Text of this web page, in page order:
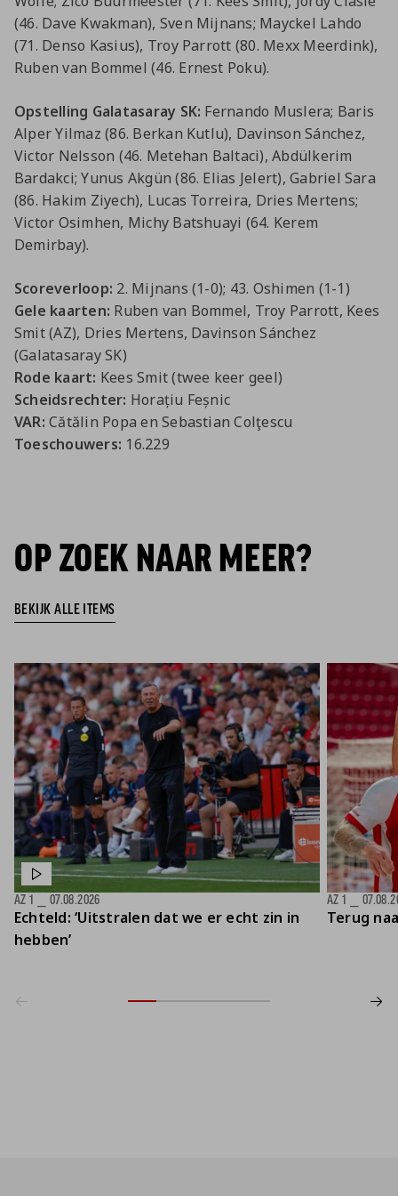
Jong AZ
Seizoenkaart
(46. Dave Kwakman), Sven Mijnans; Mayckel Lahdo
(71. Denso Kasius), Troy Parrott (80. Mexx Meerdink),
Ruben van Bommel (46. Ernest Poku).
Opstelling Galatasaray SK: Fernando Muslera; Baris
Alper Yilmaz (86. Berkan Kutlu), Davinson Sánchez,
Victor Nelsson (46. Metehan Baltaci), Abdülkerim
Bardakci; Yunus Akgün (86. Elias Jelert), Gabriel Sara
(86. Hakim Ziyech), Lucas Torreira, Dries Mertens;
Victor Osimhen, Michy Batshuayi (64. Kerem
Demirbay).
Scoreverloop: 2. Mijnans (1-0); 43. Oshimen (1-1)
Gele kaarten: Ruben van Bommel, Troy Parrott, Kees
Smit (AZ), Dries Mertens, Davinson Sánchez
(Galatasaray SK)
Rode kaart: Kees Smit (twee keer geel)
Scheidsrechter: Horațiu Feșnic
VAR:Cătălin Popa en Sebastian Colţescu
Toeschouwers: 16.229
OP ZOEK NAAR MEER?
BEKIJK ALLE ITEMS
Echteld: ‘Uitstralen dat we er echt zin in
hebben’
AZ 1 07.08.2026
Terug
AZ 1